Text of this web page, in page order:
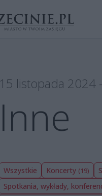
15 listopada 2024
Inne
Wszystkie Koncerty (19)
Spotkania, wykłady,